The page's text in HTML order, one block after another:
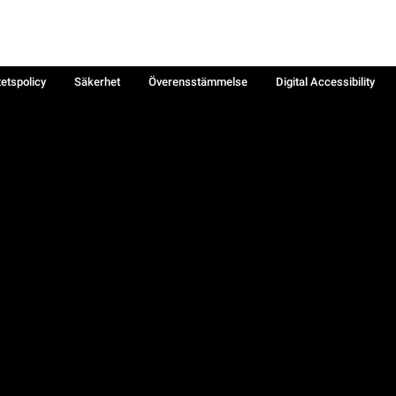
Säkerhet Överensstämmelse
Digital Accessibility